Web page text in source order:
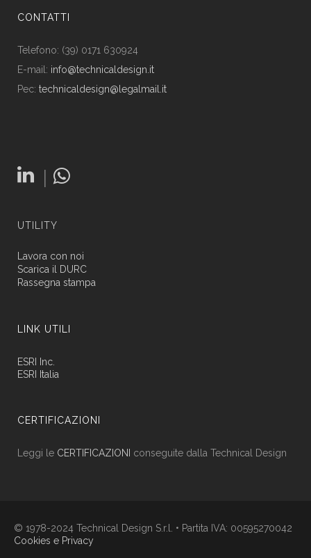
CONTATTI
Telefono: (39) 0171 630924
E-mail: info@technicaldesign.it
Pec: technicaldesign@legalmail.it
|
UTILITY
Lavora con noi
Scarica il DURC
Rassegna stampa
LINK UTILI
ESRI Inc.
ESRI Italia
CERTIFICAZIONI
Leggi le CERTIFICAZIONI conseguite dalla Technical Design
© 1978-2024 Technical Design S.r.l. • Partita IVA: 00595270042
Cookies e Privacy